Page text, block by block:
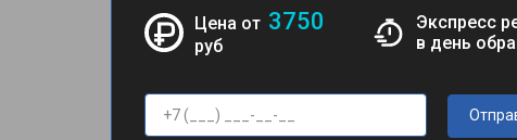
Цена от 3750
руб
Экспресс
в день